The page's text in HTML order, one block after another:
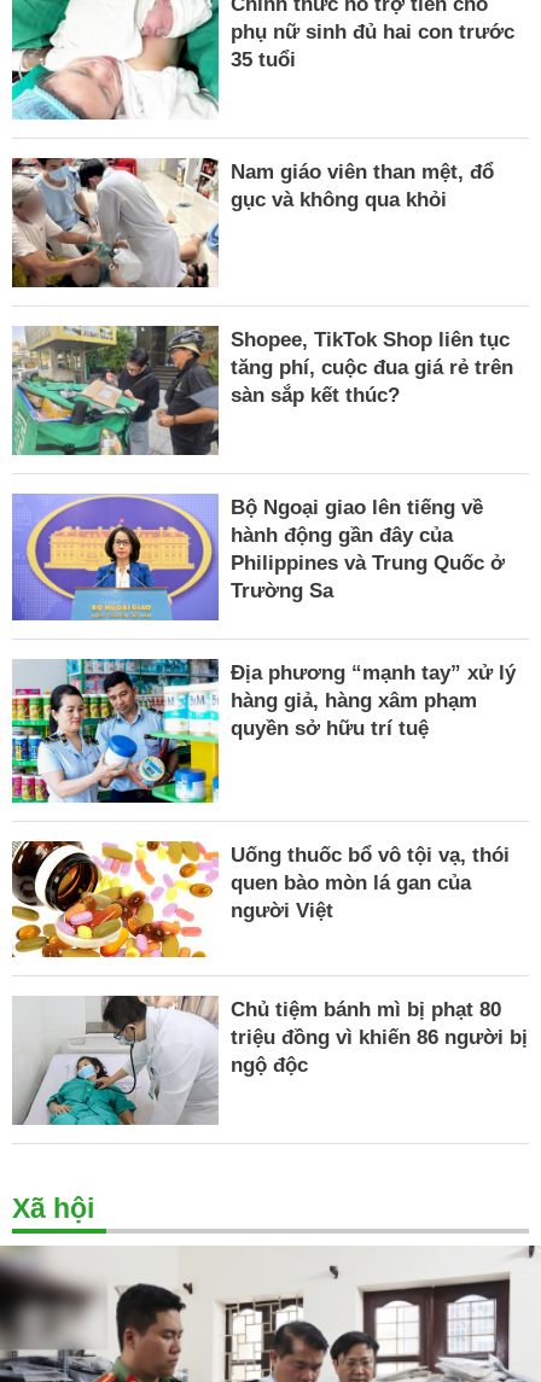
phụ nữ sinh đủ hai con trước
35 tuổi
Nam giáo viên than mệt, đổ
gục và không qua khỏi
Shopee, TikTok Shop liên tục
tăng phí, cuộc đua giá rẻ trên
sàn sắp kết thúc?
Bộ Ngoại giao lên tiếng về
hành động gần đây của
Philippines và Trung Quốc ở
Trường Sa
Địa phương “mạnh tay” xử lý
hàng giả, hàng xâm phạm
quyền sở hữu trí tuệ
Uống thuốc bổ vô tội vạ, thói
quen bào mòn lá gan của
người Việt
Chủ tiệm bánh mì bị phạt 80
triệu đồng vì khiến 86 người bị
ngộ độc
Xã hội